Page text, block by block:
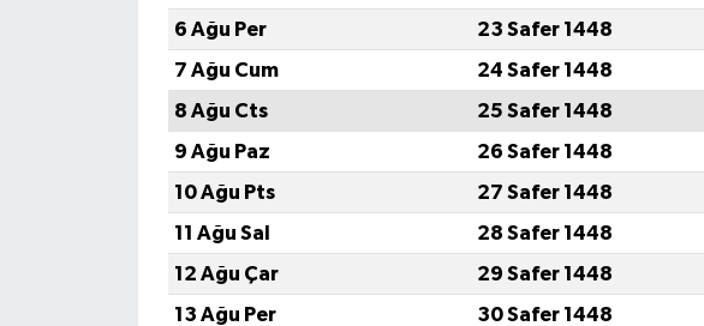
6 Ağu Per
23 Safer 1448
7 Ağu Cum
24 Safer 1448
8 Ağu Cts
25 Safer 1448
9 Ağu Paz
26 Safer 1448
10 Ağu Pts
27 Safer 1448
11 Ağu Sal
28 Safer 1448
12 Ağu Çar
29 Safer 1448
13 Ağu Per
30 Safer 1448